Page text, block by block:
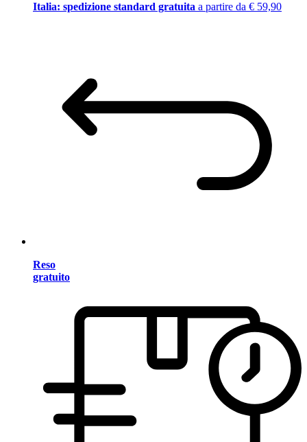
Italia: spedizione standard gratuita a partire da € 59,90
Reso
gratuito